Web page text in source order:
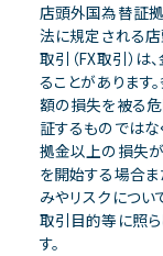
店頭外国為替証拠
法に規定される
取引（FX取引）
ることがあります
額の損失を被る
証するものでは
拠金以上の損失が
を開始する場合
みやリスクについ
取引目的等に照ら
す。